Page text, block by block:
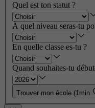
Quel est ton statut ?
À quel niveau seras-tu
En quelle classe es-tu ?
Quand souhaites-tu
Trouver mon école (1min